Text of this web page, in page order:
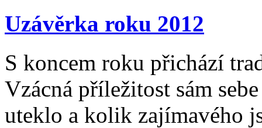
Uzávěrka roku 2012
S koncem roku přichází
Vzácná příležitost sám
uteklo a kolik zajímavého